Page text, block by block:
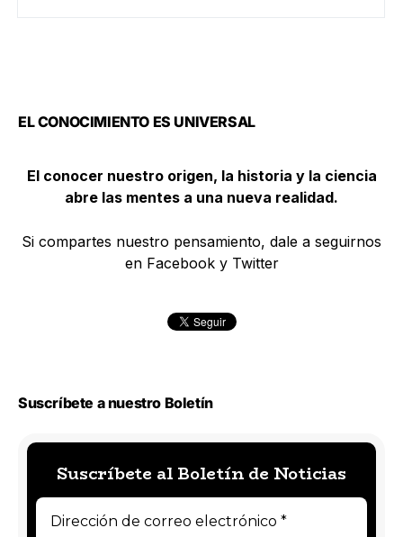
EL CONOCIMIENTO ES UNIVERSAL
El conocer nuestro origen, la historia y la ciencia
abre las mentes a una nueva realidad.
Si compartes nuestro pensamiento, dale a seguirnos
en Facebook y Twitter
Suscríbete a nuestro Boletín
Suscríbete al Boletín de Noticias